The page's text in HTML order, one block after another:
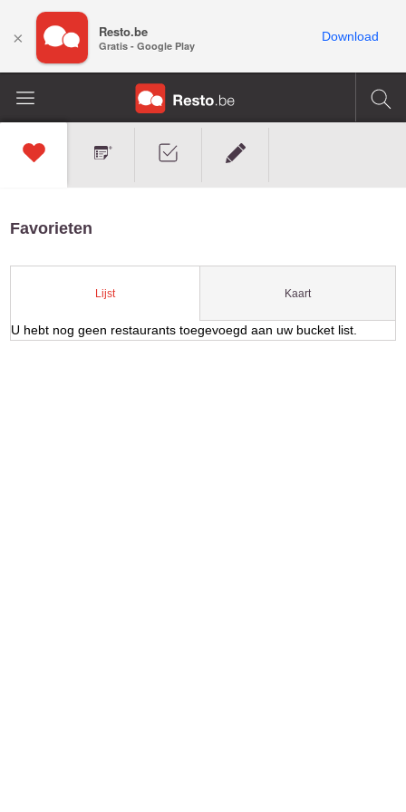
Favorieten
Lijst Kaart
U hebt nog geen restaurants toegevoegd aan uw bucket list.
× Resto.be
Gratis - Google Play
Download